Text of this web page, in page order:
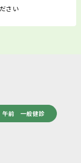
さい
午前 一般健診